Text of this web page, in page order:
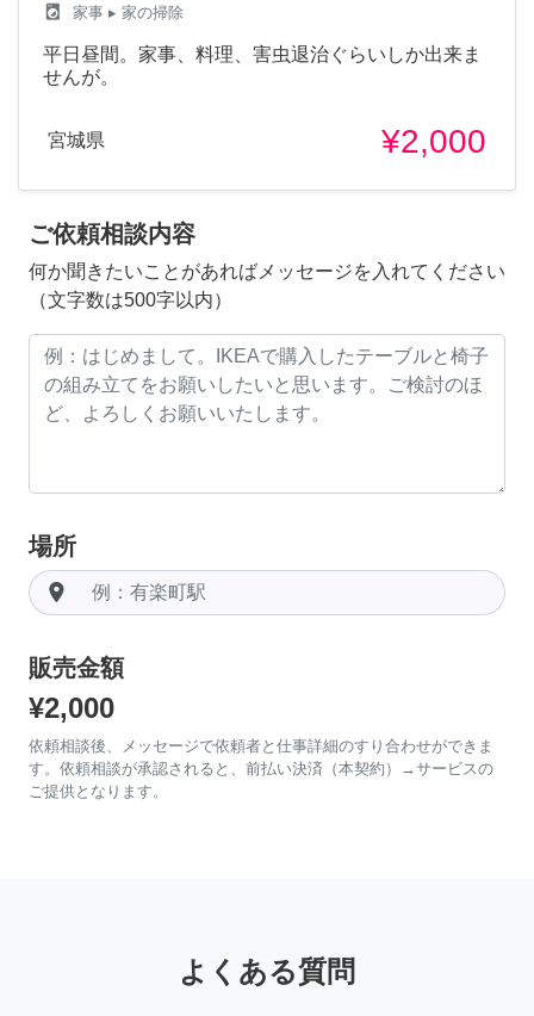
local_laundry_service 家事 ▸ 家の掃除
平日昼間。家事、料理、害虫退治ぐらいしか出来ま
せんが。
宮城県 ¥2,000
ご依頼相談内容
何か聞きたいことがあればメッセージを入れてください
（文字数は500字以内）
場所
room
販売金額
¥2,000
依頼相談後、メッセージで依頼者と仕事詳細のすり合わせができま
す。依頼相談が承認されると、前払い決済（本契約）→サービスの
ご提供となります。
よくある質問